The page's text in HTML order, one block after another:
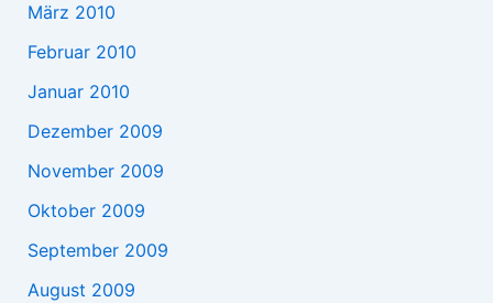
März 2010
Februar 2010
Januar 2010
Dezember 2009
November 2009
Oktober 2009
September 2009
August 2009